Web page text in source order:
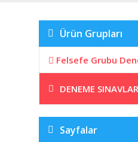
Ürün Grupları
Felsefe Grubu
DENEME
Sayfalar